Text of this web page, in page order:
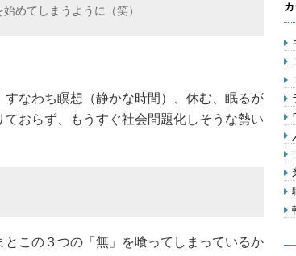
めてしまうように（笑）
なわち瞑想（静かな時間）、休む、眠るが
おらず、もうすぐ社会問題化しそうな勢い
この３つの「無」を喰ってしまっているか